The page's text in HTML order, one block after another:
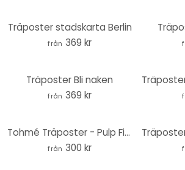
Träposter stadskarta Berlin
från 369 kr
Träposter Bli naken
från 369 kr
Tohmé Träposter - Pulp Fiction - Fyrkant
från 300 kr